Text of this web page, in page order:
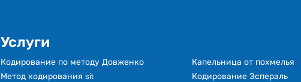
Услуги
Кодирование по методу Довженко
Метод кодирования sit
Капельница от похмелья
Кодирование Эспераль